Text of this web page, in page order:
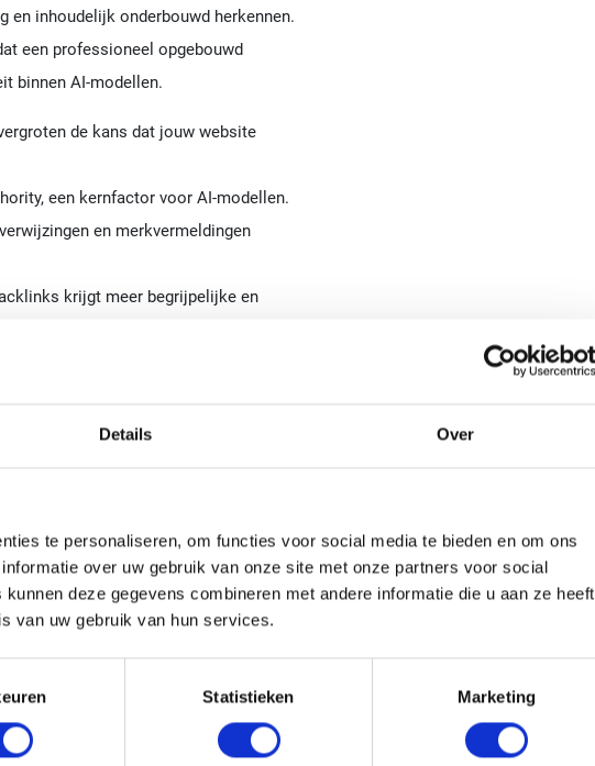
Details Over
te personaliseren, om functies voor social media te bieden en om ons
over uw gebruik van onze site met onze partners voor social
deze gegevens combineren met andere informatie die u aan ze heeft
van uw gebruik van hun services.
Statistieken Marketing
en inhoudelijk onderbouwd herkennen.
een professioneel opgebouwd
binnen AI-modellen.
de kans dat jouw website
een kernfactor voor AI-modellen.
en merkvermeldingen
krijgt meer begrijpelijke en
herkennen dat jouw website
binnen zowel Google als